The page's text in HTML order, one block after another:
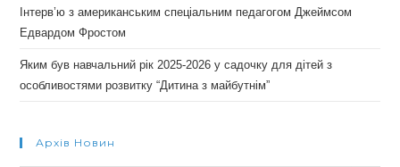
Інтерв’ю з американським спеціальним педагогом Джеймсом
Едвардом Фростом
Яким був навчальний рік 2025-2026 у садочку для дітей з
особливостями розвитку “Дитина з майбутнім”
Архів Новин